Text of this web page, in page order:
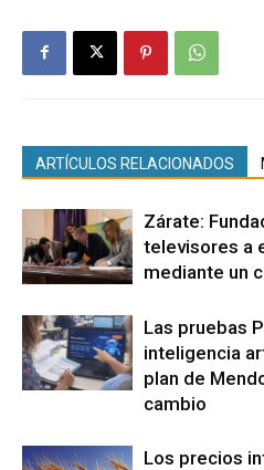
ARTÍCULOS RELACIONADOS
Zárate:
televisores a
mediante un
Las pruebas
inteligencia
plan de
cambio
Los precios